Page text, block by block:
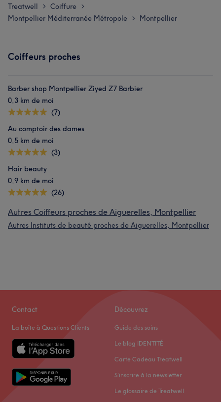
Treatwell > Coiffure >
Montpellier Méditerranée Métropole > Montpellier
Coiffeurs proches
Barber shop Montpellier Ziyed Z7 Barbier
0,3 km de moi
(7)
Au comptoir des dames
0,5 km de moi
(3)
Hair beauty
0,9 km de moi
(26)
Autres Coiffeurs proches de Aiguerelles, Montpellier
Autres Instituts de beauté proches de Aiguerelles, Montpellier
Contact
La boîte à Questions Clients
Découvrez
Guide des soins
Le blog IDENTITÉ
Carte Cadeau Treatwell
S'inscrire à la newsletter
Le glossaire de Treatwell